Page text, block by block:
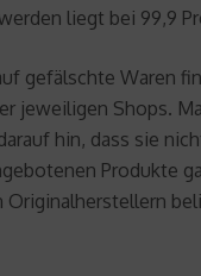
liegt bei 99,9
gefälschte Waren
jeweiligen Shops.
hin, dass sie
Produkte
Originalherstellern